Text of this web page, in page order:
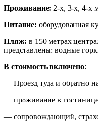
Проживание: 2-х, 3-х, 4-х
Питание: оборудованная
Пляж: в 150 метрах
представлены: водные
В стоимость включено:
— Проезд туда и обратно
— проживание в
— сопровождающий,